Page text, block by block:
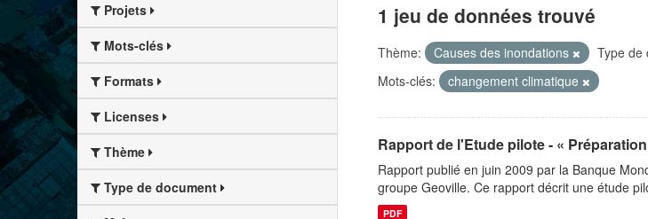
Projets
Mots-clés
Formats
Licenses
Thème
Type de document
1 jeu de données trouvé
Thème: Causes des inondations Type de
Mots-clés:
changement climatique
Rapport de l'Etude pilote - «
Rapport publié en juin 2009 par la Banque
groupe Geoville. Ce rapport décrit une étude
PDF